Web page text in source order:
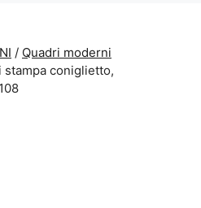
/ Quadri moderni
stampa coniglietto,